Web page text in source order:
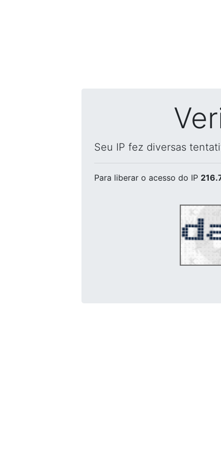
Seu IP fez diversas
Para liberar o acesso do IP